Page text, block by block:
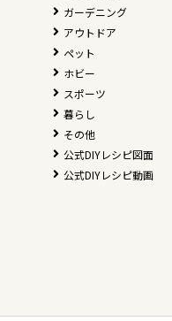
ガーデニング
アウトドア
ペット
ホビー
スポーツ
暮らし
その他
公式DIYレシピ図面
公式DIYレシピ動画